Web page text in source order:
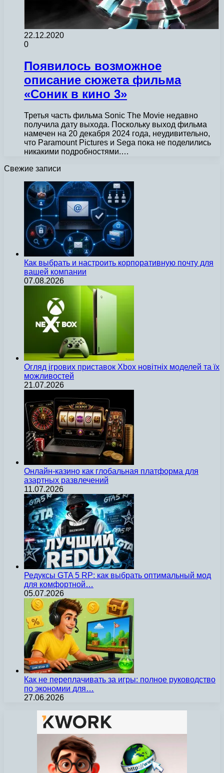
22.12.2020
0
Появилось возможное
описание сюжета фильма
«Соник в кино 3»
Третья часть фильма Sonic The Movie недавно
получила дату выхода. Поскольку выход фильма
намечен на 20 декабря 2024 года, неудивительно,
что Paramount Pictures и Sega пока не поделились
никакими подробностями.…
Свежие записи
Как выбрать и настроить корпоративную почту для
вашей компании
07.08.2026
Огляд ігрових приставок Xbox новітніх моделей та їх
можливостей
21.07.2026
Онлайн-казино как глобальная платформа для
азартных развлечений
11.07.2026
Редуксы GTA 5 RP: как выбрать оптимальный мод
для комфортной…
05.07.2026
Как не переплачивать за игры: полное руководство
по экономии для…
27.06.2026